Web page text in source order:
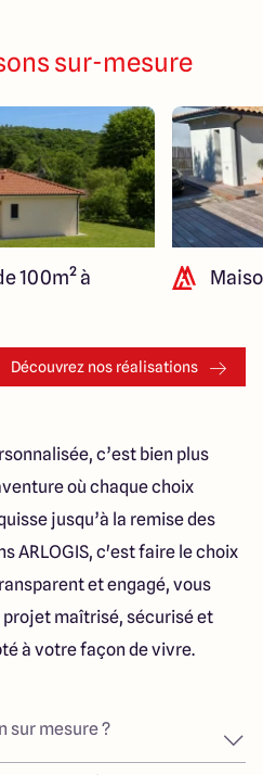
sur-mesure
100m² à
Découvrez nos réalisations
c’est bien plus
où chaque choix
jusqu’à la remise des
ARLOGIS, c'est faire le choix
et engagé, vous
maîtrisé, sécurisé et
à votre façon de vivre.
sur mesure ?